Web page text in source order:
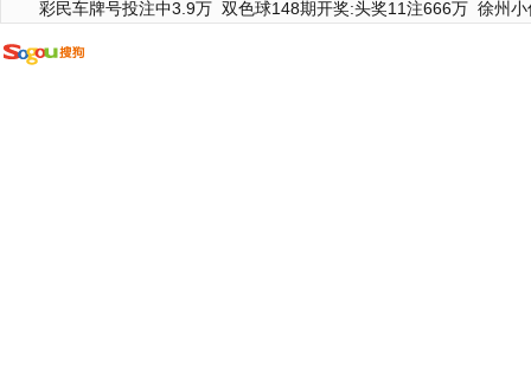
彩民车牌号投注中3.9万 双色球148期开奖:头奖11注666万 徐州